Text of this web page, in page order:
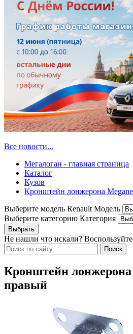
Все новости...
Мегалоган - главная страница
Каталог
Кузов
Кронштейн лонжерона
Выберите модель Renault Модель
Выберите категорию Категория
Не нашли что искали?
Кронштейн лонжерона
правый